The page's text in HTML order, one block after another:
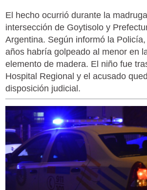
El hecho ocurrió durante la
intersección de Goytisolo y
Argentina. Según informó la
años habría golpeado al menor en
elemento de madera. El niño fue
Hospital Regional y el acusado
disposición judicial.